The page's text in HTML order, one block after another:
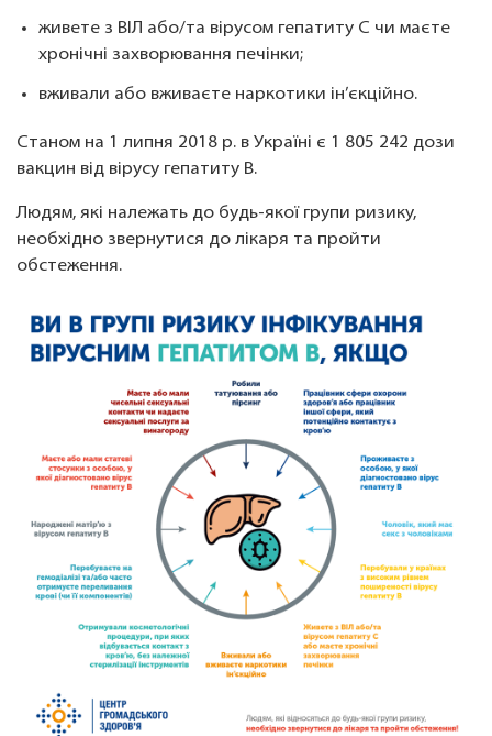
живете з ВІЛ або/та вірусом гепатиту С чи маєте
хронічні захворювання печінки;
вживали або вживаєте наркотики ін’єкційно.
Станом на 1 липня 2018 р. в Україні є 1 805 242 дози
вакцин від вірусу гепатиту В.
Людям, які належать до будь-якої групи ризику,
необхідно звернутися до лікаря та пройти
обстеження.